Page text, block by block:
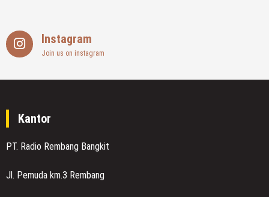
Instagram
Join us on instagram
Kantor
PT. Radio Rembang Bangkit
Jl. Pemuda km.3 Rembang